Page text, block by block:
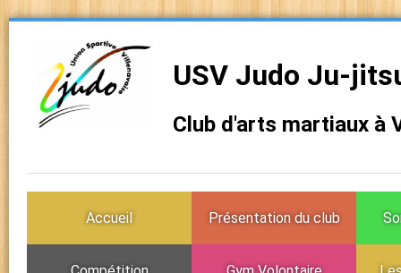
USV Judo Ju-
Club d'arts martiaux à
Accueil Présentation du club